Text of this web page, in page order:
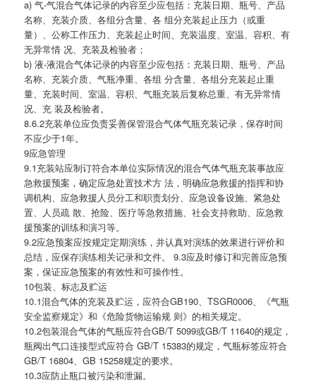
a) 气-气混合气体记录的内容至少应包括：充装日期、瓶号、产品
名称、充装介质、各组分含量、各 组分充装起止压力（或重
量）、公称工作压力、充装起止时间、充装温度、室温、容积、有
无异常情 况、充装及检验者；
b) 液-液混合气体记录的内容至少应包括：充装日期、瓶号、产品
名称、充装介质、气瓶净重、各组 分含量、各组分充装起止重
量、充装时间、室温、容积、气瓶充装后复称总重、有无异常情
况、充 装及检验者。
8.6.2充装单位应负责妥善保管混合气体气瓶充装记录，保存时间
不应少于1年。
9应急管理
9.1充装站应制订符合本单位实际情况的混合气体气瓶充装事故应
急救援预案，确定应急处置技术方 法，明确应急救援的指挥和协
调机构、应急救援人员分工和职责划分、应急设备设施、紧急处
置、人员疏 散、抢险、医疗等急救措施、社会支持救助、应急救
援预案的训练和演习等。
9.2应急预案应按规定定期演练，并认真对演练的效果进行评价和
总结，应保存演练相关记录和文件。 9.3应及时修订和完善应急预
案，保证应急预案的有效性和可操作性。
10包装、标志及贮运
10.1混合气体的充装及贮运，应符合GB190、TSGR0006、《气瓶
安全监察规定》和《危险货物运输规 则》的相关规定。
10.2包装混合气体的气瓶应符合GB/T 5099或GB/T 11640的规定，
瓶阀出气口连接型式应符合 GB/T 15383的规定，气瓶标签应符合
GB/T 16804、GB 15258规定的要求。
10.3应防止瓶口被污染和泄漏。